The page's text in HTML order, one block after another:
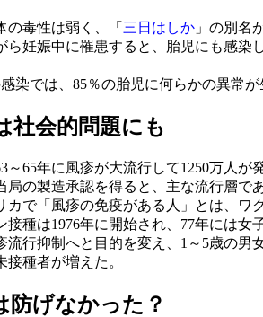
毒性は弱く、「 三日はしか 」の別名
ら妊娠中に罹患すると、胎児にも感
染では、85％の胎児に何らかの異常が
社会的問題にも
65年に風疹が大流行して1250万人が
局の製造承認を得ると、主な流行層で
カで「風疹の免疫がある人」とは、
種は1976年に開始され、77年には女
流行抑制へと目的を変え、1～5歳の
種者が増えた。
防げなかった？